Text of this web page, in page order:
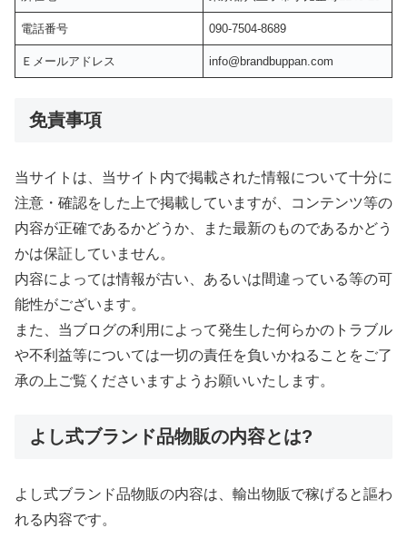
電話番号 090-7504-8689
Ｅメールアドレス info@brandbuppan.com
免責事項
当サイトは、当サイト内で掲載された情報について十分に
注意・確認をした上で掲載していますが、コンテンツ等の
内容が正確であるかどうか、また最新のものであるかどう
かは保証していません。
内容によっては情報が古い、あるいは間違っている等の可
能性がございます。
また、当ブログの利用によって発生した何らかのトラブル
や不利益等については一切の責任を負いかねることをご了
承の上ご覧くださいますようお願いいたします。
よし式ブランド品物販の内容とは?
よし式ブランド品物販の内容は、輸出物販で稼げると謳わ
れる内容です。